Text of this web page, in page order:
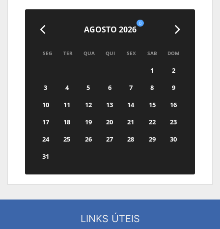
AGOSTO 2026
0
SEG TER QUA QUI SEX SAB DOM
1
2
3
4 5 6 7 8
9
10
11 12 13 14 15
16
17
18 19 20 21 22
23
24
25 26 27 28 29
30
31
LINKS ÚTEIS